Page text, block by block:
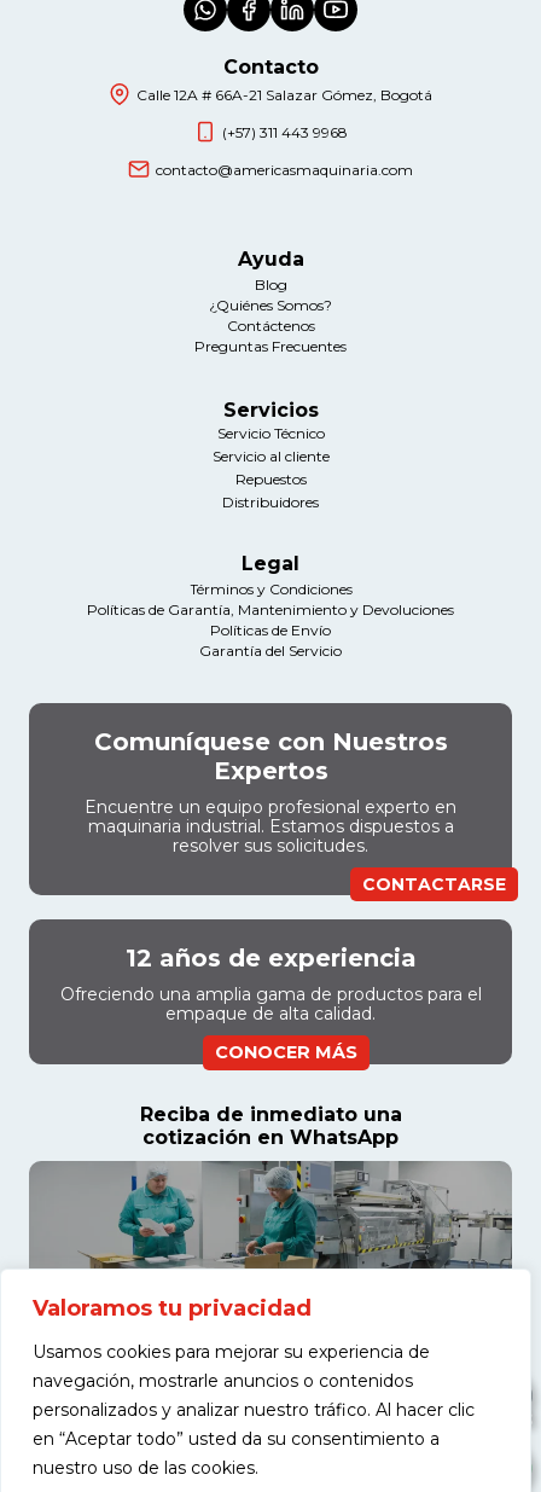
Valoramos tu privacidad
Usamos cookies para mejorar su experiencia de
navegación, mostrarle anuncios o contenidos
personalizados y analizar nuestro tráfico. Al hacer clic
en “Aceptar todo” usted da su consentimiento a
nuestro uso de las cookies.
Contacto
Calle 12A # 66A-21 Salazar Gómez, Bogotá
(+57) 311 443 9968
contacto@americasmaquinaria.com
Ayuda
Blog
¿Quiénes Somos?
Contáctenos
Preguntas Frecuentes
Servicios
Servicio Técnico
Servicio al cliente
Repuestos
Distribuidores
Legal
Términos y Condiciones
Políticas de Garantía, Mantenimiento y Devoluciones
Políticas de Envío
Garantía del Servicio
Comuníquese con Nuestros
Expertos
Encuentre un equipo profesional experto en
maquinaria industrial. Estamos dispuestos a
resolver sus solicitudes.
CONTACTARSE
12 años de experiencia
Ofreciendo una amplia gama de productos para el
empaque de alta calidad.
CONOCER MÁS
Reciba de inmediato una
cotización en WhatsApp
COTIZAR